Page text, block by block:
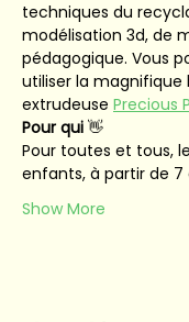
techniques du
modélisation 3d, de
pédagogique. Vous
utiliser la magnifique
extrudeuse Precious
Pour qui 👋
Pour toutes et tous,
enfants, à partir de 7
Show More